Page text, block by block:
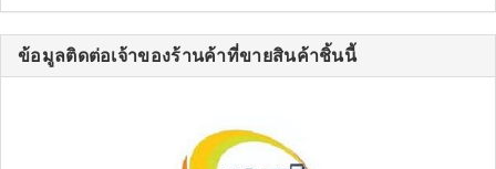
ข้อมูลติดต่อเจ้าของร้านค้าที่ขายสินค้าชิ้นนี้